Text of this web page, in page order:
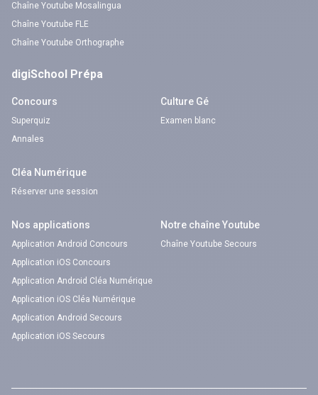
Chaîne Youtube Mosalingua
Chaîne Youtube FLE
Chaîne Youtube Orthographe
digiSchool Prépa
Concours
Superquiz
Annales
Culture Gé
Examen blanc
Cléa Numérique
Réserver une session
Nos applications
Application Android Concours
Application iOS Concours
Application Android Cléa Numérique
Application iOS Cléa Numérique
Application Android Secours
Application iOS Secours
Notre chaîne Youtube
Chaîne Youtube Secours